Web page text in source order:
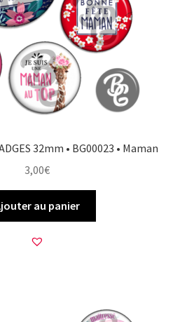
32mm • BG00023 • Maman
3,00€
au panier